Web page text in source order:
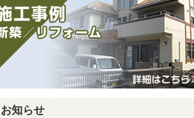
お知らせ